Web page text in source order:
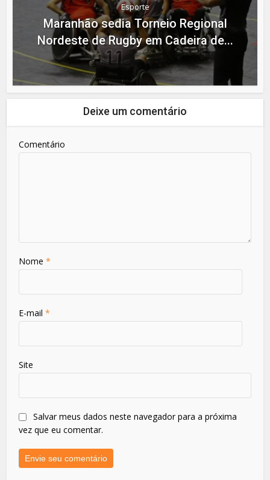
Esporte
Maranhão sedia Torneio Regional
Nordeste de Rugby em Cadeira de...
Deixe um comentário
Comentário
Nome*
E-mail*
Site
Salvar meus dados neste navegador para a próxima
vez que eu comentar.